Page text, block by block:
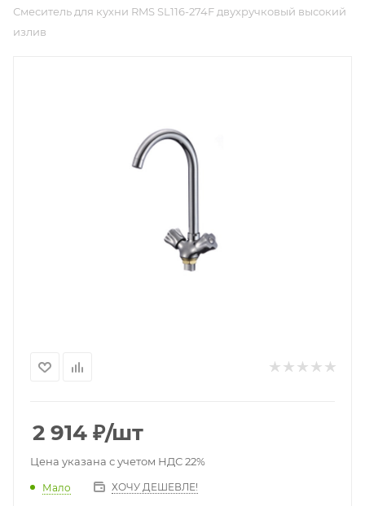
Смеситель для кухни RMS SL116-274F двухручковый высокий
излив
2 914 ₽/шт
Цена указана с учетом НДС 22%
Мало ХОЧУ ДЕШЕВЛЕ!